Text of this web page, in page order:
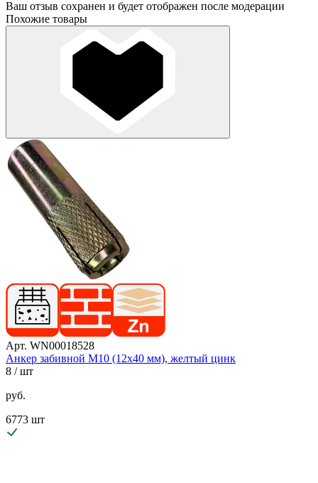
Ваш отзыв сохранен и будет отображен после модерации
Похожие товары
Арт. WN00018528
Анкер забивной М10 (12х40 мм), желтый цинк
8 / шт
руб.
6773 шт